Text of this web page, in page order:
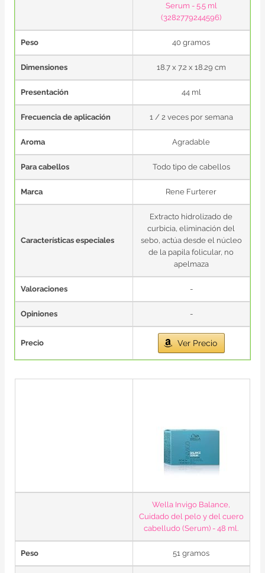
Serum - 5.5 ml
(3282779244596)
Peso 40 gramos
Dimensiones 18.7 x 7.2 x 18.29 cm
Presentación 44 ml
Frecuencia de aplicación 1 / 2 veces por semana
Aroma Agradable
Para cabellos Todo tipo de cabellos
Marca Rene Furterer
Características especiales
Extracto hidrolizado de
curbicia, eliminación del
sebo, actúa desde el núcleo
de la papila folicular, no
apelmaza
Valoraciones -
Opiniones -
Precio Ver Precio
Wella Invigo Balance,
Cuidado del pelo y del cuero
cabelludo (Serum) - 48 ml.
Peso 51 gramos